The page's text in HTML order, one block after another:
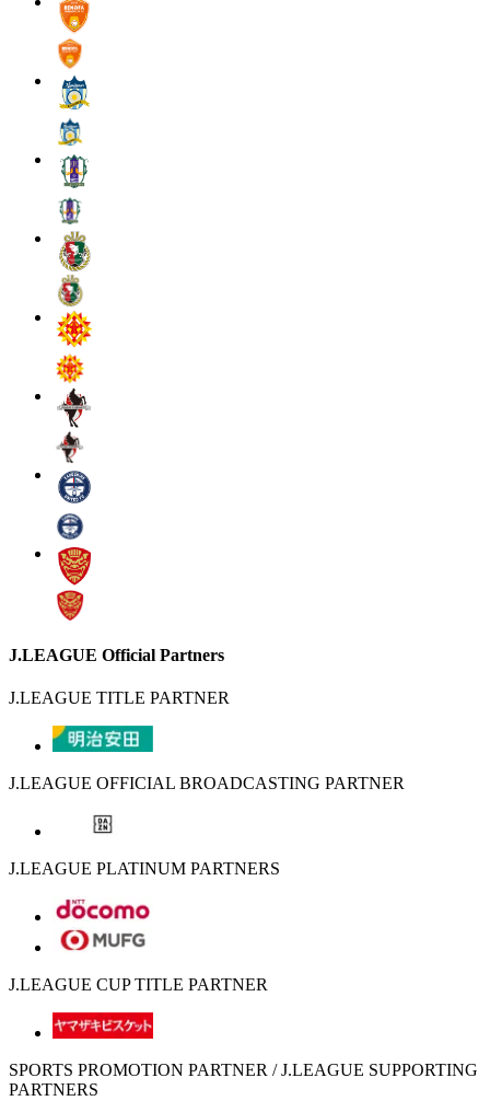
J.LEAGUE Official Partners
J.LEAGUE TITLE PARTNER
J.LEAGUE OFFICIAL BROADCASTING PARTNER
J.LEAGUE PLATINUM PARTNERS
J.LEAGUE CUP TITLE PARTNER
SPORTS PROMOTION PARTNER / J.LEAGUE SUPPORTING
PARTNERS